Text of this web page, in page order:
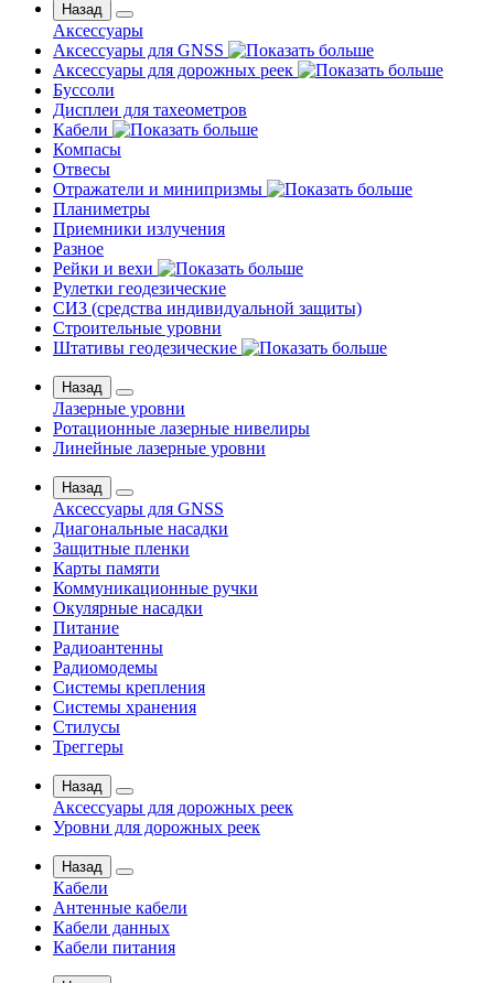
Назад
Аксессуары
Аксессуары для GNSS
Аксессуары для дорожных реек
Буссоли
Дисплеи для тахеометров
Кабели
Компасы
Отвесы
Отражатели и минипризмы
Планиметры
Приемники излучения
Разное
Рейки и вехи
Рулетки геодезические
СИЗ (средства индивидуальной защиты)
Строительные уровни
Штативы геодезические
Назад
Лазерные уровни
Ротационные лазерные нивелиры
Линейные лазерные уровни
Назад
Аксессуары для GNSS
Диагональные насадки
Защитные пленки
Карты памяти
Коммуникационные ручки
Окулярные насадки
Питание
Радиоантенны
Радиомодемы
Системы крепления
Системы хранения
Стилусы
Треггеры
Назад
Аксессуары для дорожных реек
Уровни для дорожных реек
Назад
Кабели
Антенные кабели
Кабели данных
Кабели питания